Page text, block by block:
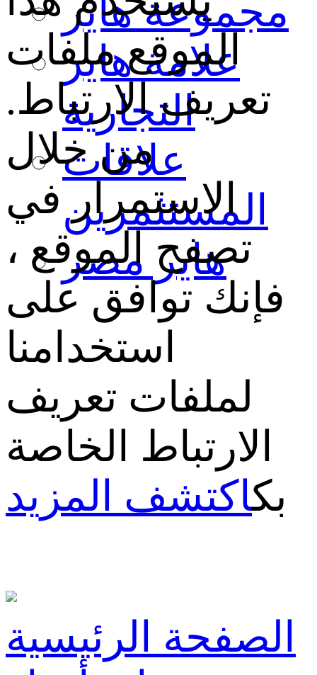
مجموعة هاير
علامة هاير
التجارية
علاقات
المستثمرين
هاير مصر
الموقع ملفات
تعريف الارتباط.
من خلال
الاستمرار في
تصفح الموقع ،
فإنك توافق على
استخدامنا
لملفات تعريف
الارتباط الخاصة
بكاكتشف المزيد
الصفحة الرئيسية